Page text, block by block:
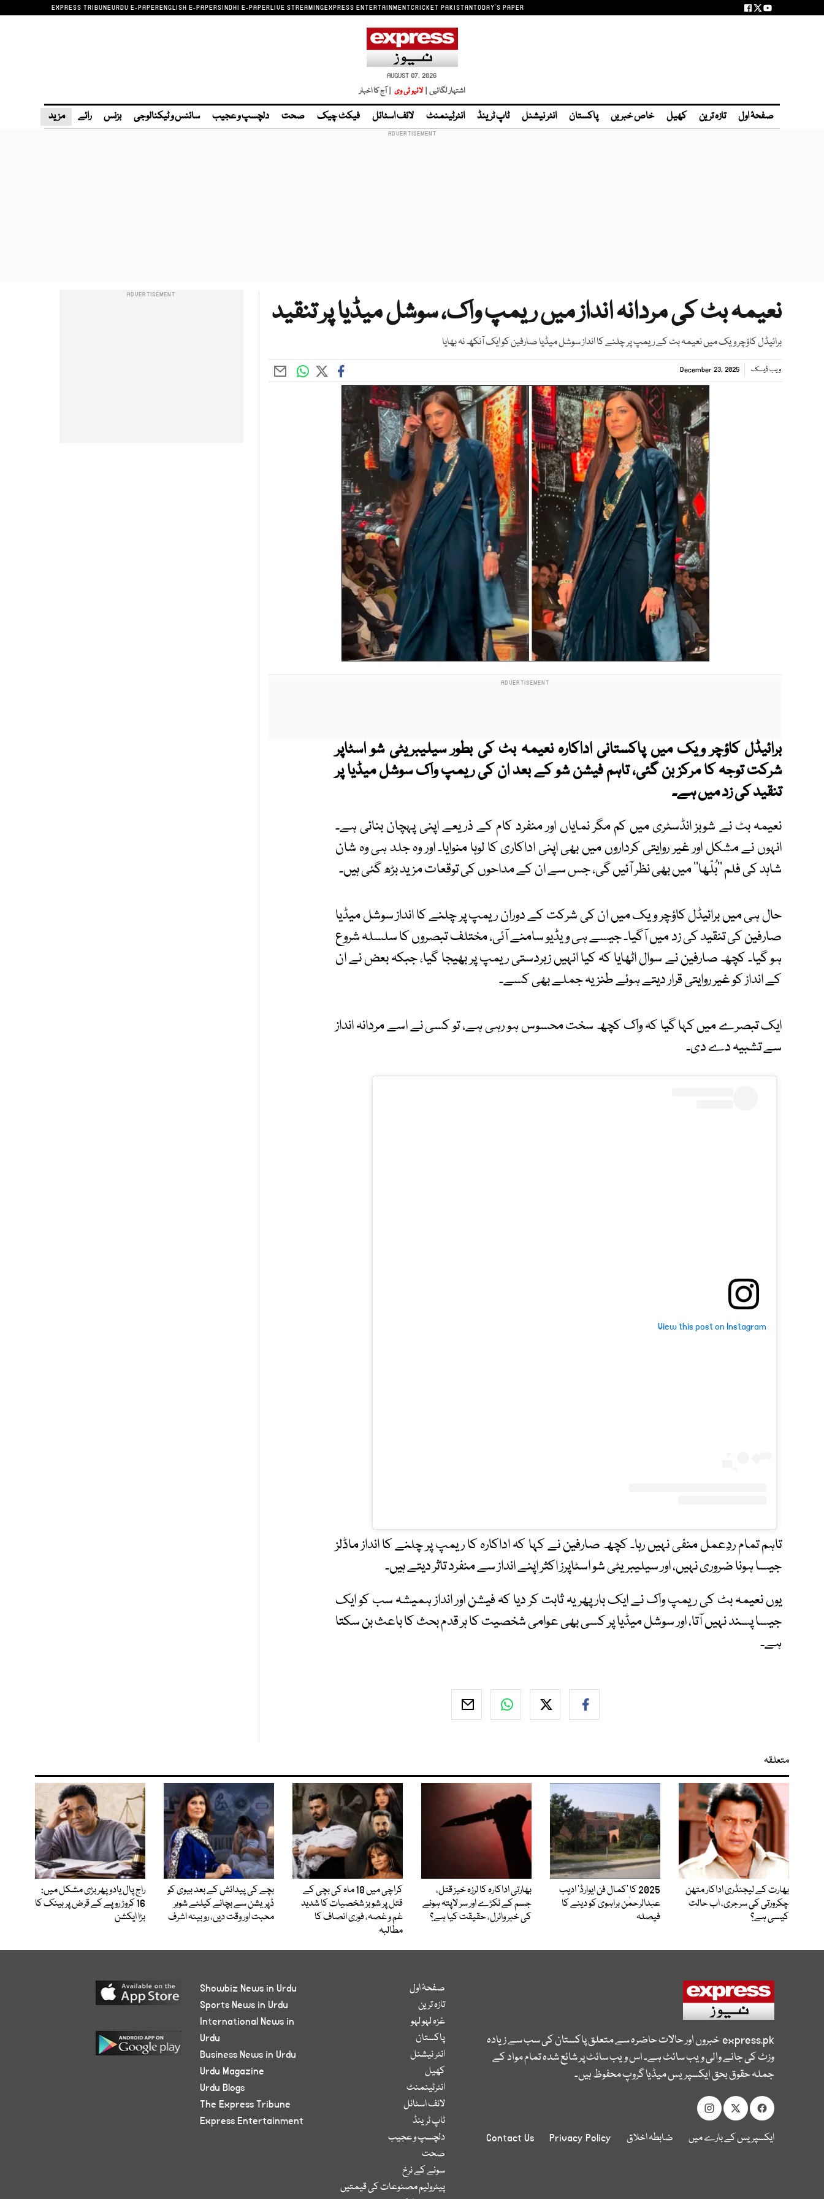
EXPRESS TRIBUNEURDU E-PAPERENGLISH E-PAPERSINDHI E-PAPERLIVE STREAMINGEXPRESS ENTERTAINMENTCRICKET PAKISTANTODAY'S PAPER
AUGUST 07, 2026
اشتہار لگائیں | لائیو ٹی وی | آج کا اخبار
صفحۂ اول تازہ ترین کھیل خاص خبریں پاکستان انٹر نیشنل ٹاپ ٹرینڈ انٹرٹینمنٹ لائف اسٹائل فیکٹ چیک صحت دلچسپ و عجیب سائنس و ٹیکنالوجی بزنس رائے مزید
نعیمہ بٹ کی مردانہ انداز میں ریمپ واک، سوشل میڈیا پر تنقید
برائیڈل کاؤچر ویک میں نعیمہ بٹ کے ریمپ پر چلنے کا انداز سوشل میڈیا صارفین کو ایک آنکھ نہ بھایا
ویب ڈیسک December 23, 2025
برائیڈل کاؤچر ویک میں پاکستانی اداکارہ نعیمہ بٹ کی بطور سیلیبریٹی شو اسٹاپر
شرکت توجہ کا مرکز بن گئی، تاہم فیشن شو کے بعد ان کی ریمپ واک سوشل میڈیا پر
تنقید کی زد میں ہے۔
نعیمہ بٹ نے شوبز انڈسٹری میں کم مگر نمایاں اور منفرد کام کے ذریعے اپنی پہچان بنائی ہے۔
انہوں نے مشکل اور غیر روایتی کرداروں میں بھی اپنی اداکاری کا لوہا منوایا۔ اور وہ جلد ہی وہ شان
شاہد کی فلم ’’بُلّھا‘‘ میں بھی نظر آئیں گی، جس سے ان کے مداحوں کی توقعات مزید بڑھ گئی ہیں۔
حال ہی میں برائیڈل کاؤچر ویک میں ان کی شرکت کے دوران ریمپ پر چلنے کا انداز سوشل میڈیا
صارفین کی تنقید کی زد میں آگیا۔ جیسے ہی ویڈیو سامنے آئی، مختلف تبصروں کا سلسلہ شروع
ہو گیا۔ کچھ صارفین نے سوال اٹھایا کہ کیا انہیں زبردستی ریمپ پر بھیجا گیا، جبکہ بعض نے ان
کے انداز کو غیر روایتی قرار دیتے ہوئے طنزیہ جملے بھی کسے۔
ایک تبصرے میں کہا گیا کہ واک کچھ سخت محسوس ہو رہی ہے، تو کسی نے اسے مردانہ انداز
سے تشبیہ دے دی۔
View this post on Instagram
تاہم تمام ردِعمل منفی نہیں رہا۔ کچھ صارفین نے کہا کہ اداکارہ کا ریمپ پر چلنے کا انداز ماڈلز
جیسا ہونا ضروری نہیں، اور سیلیبریٹی شو اسٹاپرز اکثر اپنے انداز سے منفرد تاثر دیتے ہیں۔
یوں نعیمہ بٹ کی ریمپ واک نے ایک بار پھر یہ ثابت کر دیا کہ فیشن اور انداز ہمیشہ سب کو ایک
جیسا پسند نہیں آتا، اور سوشل میڈیا پر کسی بھی عوامی شخصیت کا ہر قدم بحث کا باعث بن سکتا
ہے۔
متعلقہ
بھارت کے لیجنڈری اداکار متھن
چکرورتی کی سرجری، اب حالت
کیسی ہے؟
2025 کا ’کمال فن ایوارڈ‘ ادیب
عبدالرحمٰن براہوی کو دینے کا
فیصلہ
بھارتی اداکارہ کا لرزہ خیز قتل،
جسم کے ٹکڑے اور سر لاپتہ ہونے
کی خبر وائرل، حقیقت کیا ہے؟
کراچی میں 18 ماہ کی بچی کے
قتل پر شوبز شخصیات کا شدید
غم و غصہ، فوری انصاف کا
مطالبہ
بچے کی پیدائش کے بعد بیوی کو
ڈپریشن سے بچانے کیلئے شوہر
محبت اور وقت دیں، روبینہ اشرف
راج پال یادو پھر بڑی مشکل میں:
16 کروڑ روپے کے قرض پر بینک کا
بڑا ایکشن
express.pkخبروں اور حالات حاضرہ سے متعلق پاکستان کی سب سے زیادہ
وزٹ کی جانے والی ویب سائٹ ہے۔ اس ویب سائٹ پر شائع شدہ تمام مواد کے
جملہ حقوق بحق ایکسپریس میڈیا گروپ محفوظ ہیں۔
ایکسپریس کے بارے میں ضابطہ اخلاق Privacy Policy
Contact Us
صفحۂ اول
تازہ ترین
غزہ لہو لہو
پاکستان
انٹر نیشنل
کھیل
انٹرٹینمنٹ
لائف اسٹائل
ٹاپ ٹرینڈ
دلچسپ و عجیب
صحت
سونے کے نرخ
پیٹرولیم مصنوعات کی قیمتیں
Showbiz News in Urdu
Sports News in Urdu
International News in
Urdu
Business News in Urdu
Urdu Magazine
Urdu Blogs
The Express Tribune
Express Entertainment